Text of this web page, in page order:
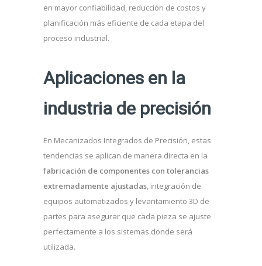
en mayor confiabilidad, reducción de costos y
planificación más eficiente de cada etapa del
proceso industrial.
Aplicaciones en la
industria de precisión
En Mecanizados Integrados de Precisión, estas
tendencias se aplican de manera directa en la
fabricación de componentes con tolerancias
extremadamente ajustadas, integración de
equipos automatizados y levantamiento 3D de
partes para asegurar que cada pieza se ajuste
perfectamente a los sistemas donde será
utilizada.